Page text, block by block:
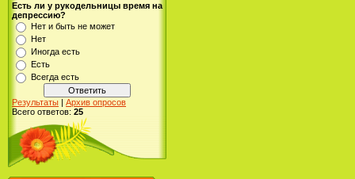
Есть ли у рукодельницы время на
депрессию?
Нет и быть не может
Нет
Иногда есть
Есть
Всегда есть
Результаты | Архив опросов
Всего ответов: 25